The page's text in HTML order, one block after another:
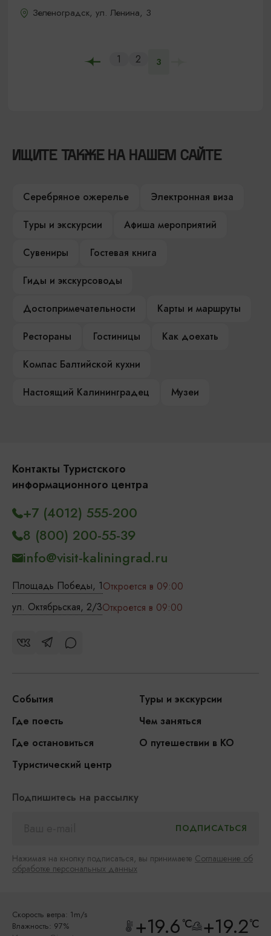
Зеленоградск, ул. Ленина, 3
1 2 3
ИЩИТЕ ТАКЖЕ НА НАШЕМ САЙТЕ
Серебряное ожерелье
Электронная виза
Туры и экскурсии
Афиша мероприятий
Сувениры
Гостевая книга
Гиды и экскурсоводы
Достопримечательности
Карты и маршруты
Рестораны
Гостиницы
Как доехать
Компас Балтийской кухни
Настоящий Калининградец
Музеи
Контакты Туристского
информационного центра
Площадь Победы, 1Откроется в 09:00
ул. Октябрьская, 2/3Откроется в 09:00
+7 (4012) 555-200
8 (800) 200-55-39
info@visit-kaliningrad.ru
События
Туры и экскурсии
Где поесть
Чем заняться
Где остановиться
О путешествии в КО
Туристический центр
Подпишитесь на рассылку
Нажимая на кнопку подписаться, вы принимаете Соглашение об
обработке персональных данных
Скорость ветра: 1m/s
Влажность: 97%
+19.6°C +19.2°C